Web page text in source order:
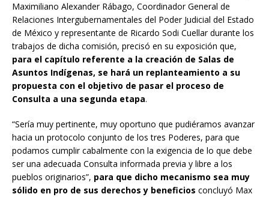
Maximiliano Alexander Rábago, Coordinador General de
Relaciones Intergubernamentales del Poder Judicial del Estado
de México y representante de Ricardo Sodi Cuellar durante los
trabajos de dicha comisión, precisó en su exposición que,
para el capítulo referente a la creación de Salas de
Asuntos Indígenas, se hará un replanteamiento a su
propuesta con el objetivo de pasar el proceso de
Consulta a una segunda etapa.
“Sería muy pertinente, muy oportuno que pudiéramos avanzar
hacia un protocolo conjunto de los tres Poderes, para que
podamos cumplir cabalmente con la exigencia de lo que debe
ser una adecuada Consulta informada previa y libre a los
pueblos originarios”, para que dicho mecanismo sea muy
sólido en pro de sus derechos y beneficios concluyó Max